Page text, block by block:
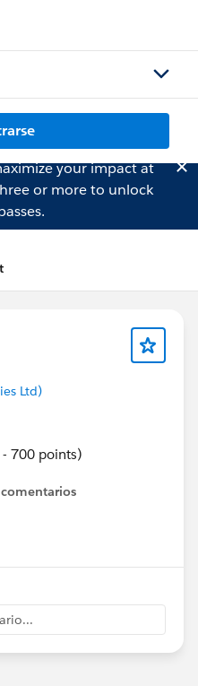
your impact at
or more to unlock
Ltd)
- 700 points)